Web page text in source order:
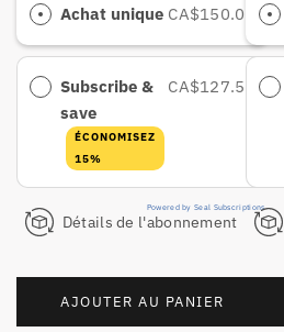
Achat unique CA$150.00
Subscribe &
save
ÉCONOMISEZ
15%
CA$127.50
Powered by Seal Subscriptions
Détails de l'abonnement
AJOUTER AU PANIER